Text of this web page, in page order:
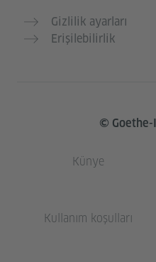
Gizlilik ayarları
Erişilebilirlik
©
Künye
Kullanım koşulları